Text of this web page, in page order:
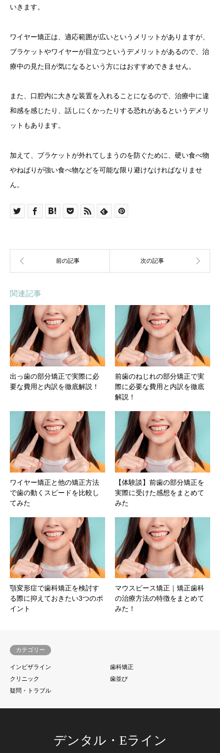
いきます。
ワイヤー矯正は、適応範囲が広いというメリットがありますが、
ブラケットやワイヤーが目立つというデメリットがあるので、治
療中の見た目が気になるという方にはおすすめできません。
また、口腔内に大きな装置を入れることになるので、治療中に違
和感を感じたり、話しにくかったりする恐れがあるというデメリ
ットもあります。
加えて、ブラケットが外れてしまうのを防ぐために、硬い食べ物
やねばりが強い食べ物などを可能な限り避けなければなりませ
ん。
関連記事
出っ歯の部分矯正で実際に必
要な費用と内訳を徹底解説！
前歯のねじれの部分矯正で実
際に必要な費用と内訳を徹底
解説！
ワイヤー矯正と他の矯正方法
で歯の動くスピードを比較し
てみた
【体験談】前歯の部分矯正を
実際に受けた感想をまとめて
みた
顎変形症で歯科矯正を検討す
る際に抑えておきたい3つのポ
イント
マウスピース矯正｜矯正歯科
の治療方法の特徴をまとめて
みた！
カテゴリー
インビザライン
歯科矯正
クリニック
歯並び
疑問・トラブル
デンタル・Eライン